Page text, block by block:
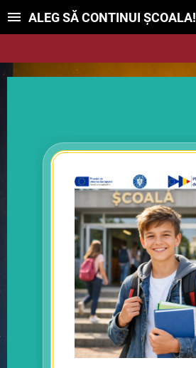
ALEG SĂ CONTINUI ȘCOALA!